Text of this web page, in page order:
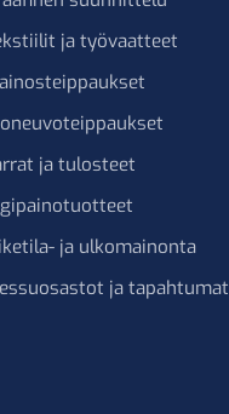
ja työvaatteet
ja tulosteet
ja ulkomainonta
ja tapahtumat